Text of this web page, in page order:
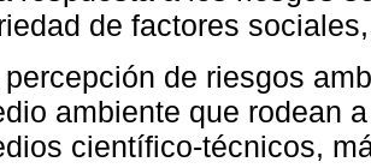
de factores
percepción de riesgos
ambiente que rodean
científico-técnicos,